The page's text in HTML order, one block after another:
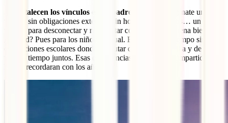
Se fortalecen los vínculos entre padres e hijos.
Imagínate un
tiempo sin obligaciones externas, sin horarios, sin prisas… un
tiempo para desconectar y reconectar con los tuyos. Suena bien,
¿verdad? Pues para los niños es igual. El viaje es un tiempo sin
obligaciones escolares donde disfrutar de estar en familia y de pasar
todo el tiempo juntos. Esas experiencias y el tiempo compartido es
lo que recordaran con los años.